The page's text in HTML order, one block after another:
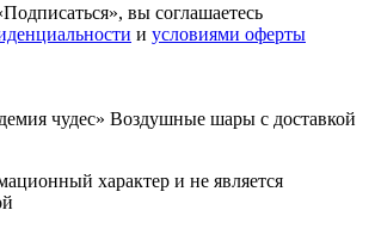
Подписаться», вы соглашаетесь
и условиями оферты
чудес» Воздушные шары с доставкой
характер и не является